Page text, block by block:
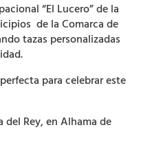
“El Lucero” de la
de la Comarca de
tazas personalizadas
para celebrar este
del Rey, en Alhama de